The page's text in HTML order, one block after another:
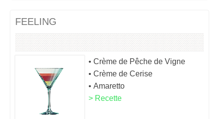
FEELING
• Crème de Pêche de Vigne
• Crème de Cerise
• Amaretto
> Recette